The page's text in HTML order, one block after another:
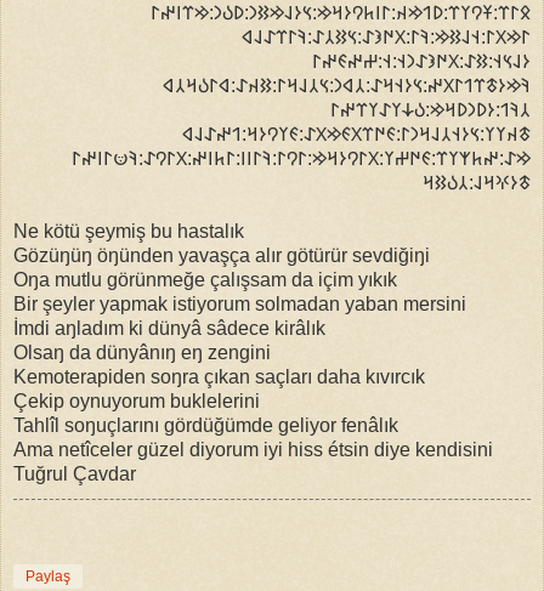
𐰋𐰃𐰼:𐱁𐰘𐰠𐰼:𐰖𐰯𐰢𐰴:𐰃𐰾𐱅𐰘𐰆𐰺𐰢:𐰽𐰆𐰞𐰢𐰑𐰣:𐰖𐰉𐰣:𐰢𐰼𐰾𐰤𐰃
𐰃𐰢𐰓𐰃:𐰭𐰞𐰑𐰢:𐰚𐰃:𐰓𐰇𐰪𐰀:𐰽𐰑𐰲𐰀:𐰚𐰃𐰼𐰀𐰞𐰶
𐰆𐰞𐰽𐰭:𐰑𐰀:𐰓𐰇𐰪𐰀𐰣𐰭:𐰭:𐰔𐰤𐰏𐰤𐰃
𐰚𐰢𐰆𐱃𐰼𐰯𐰃𐰓𐰤:𐰽𐰆𐰭𐰺𐰀:𐰲𐰶𐰣:𐰽𐰲𐰞𐰺𐰃:𐰑𐰴𐰀:𐰶𐰃𐰉𐰺𐰲𐰶
𐰲𐰚𐰯:𐰆𐰖𐰣𐰖𐰺𐰢:𐰉𐰸𐰠𐰀𐰠𐰼𐰤𐰃
𐱃𐰴𐰠𐰠:𐰽𐰆𐰭𐰲𐰞𐰺𐰣𐰃:𐰏𐰇𐰼𐰓𐰏𐰢𐰓𐰀:𐰏𐰠𐰘𐰆𐰺:𐰯𐰤𐰀𐰞𐰶
𐰢𐰀:𐰤𐱅𐰱𐰠𐰼:𐰏𐰇𐰔𐰠:𐰓𐰃𐰘𐰆𐰺𐰢:𐰃𐰘𐰃:𐰚𐰃𐰾𐰾:𐰃𐱅𐰾𐰤:𐰓𐰃𐰘𐰀:𐰚𐰦𐰃𐰾𐰤𐰃
𐱃𐰆𐰍𐰺𐰞:𐰲𐰉𐰑𐰺
Ne kötü şeymiş bu hastalık
Gözüŋüŋ öŋünden yavaşça alır götürür sevdiğiŋi
Oŋa mutlu görünmeğe çalışsam da içim yıkık
Bir şeyler yapmak istiyorum solmadan yaban mersini
İmdi aŋladım ki dünyâ sâdece kirâlık
Olsaŋ da dünyânıŋ eŋ zengini
Kemoterapiden soŋra çıkan saçları daha kıvırcık
Çekip oynuyorum buklelerini
Tahlîl soŋuçlarını gördüğümde geliyor fenâlık
Ama netîceler güzel diyorum iyi hiss étsin diye kendisini
Tuğrul Çavdar
Paylaş